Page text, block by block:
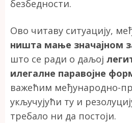
безбедности.
Ово читаву ситуацију,
ништа мање значајном
што се ради о даљој
илегалне паравојне
важећим међународно-
укључујући ту и
требало ни да постоји.